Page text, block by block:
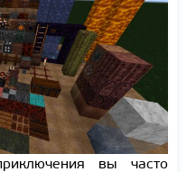
вы часто